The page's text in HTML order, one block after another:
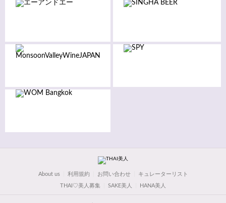
About us 利用規約 お問い合わせ キュレーターリスト
THAI♡美人募集 SAKE美人 HANA美人